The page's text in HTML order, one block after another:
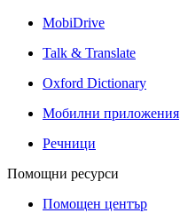
MobiDrive
Talk & Translate
Oxford Dictionary
Мобилни приложения
Речници
Помощни ресурси
Помощен център